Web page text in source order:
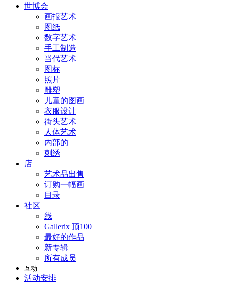
世博会
画报艺术
图纸
数字艺术
手工制造
当代艺术
图标
照片
雕塑
儿童的图画
衣服设计
街头艺术
人体艺术
内部的
刺绣
店
艺术品出售
订购一幅画
目录
社区
线
Gallerix 顶100
最好的作品
新专辑
所有成员
互动
活动安排